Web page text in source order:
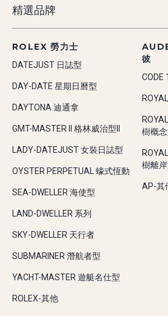
精選品牌
ROLEX 勞力士
DATEJUST 日誌型
DAY-DATE 星期日曆型
DAYTONA 迪通拿
GMT-MASTER II 格林威治型II
LADY-DATEJUST 女裝日誌型
OYSTER PERPETUAL 蠔式恆動
SEA-DWELLER 海使型
LAND-DWELLER 系列
SKY-DWELLER 天行者
SUBMARINER 潛航者型
YACHT-MASTER 遊艇名仕型
ROLEX-其他
彼
CODE
樹概
樹離
AP-其